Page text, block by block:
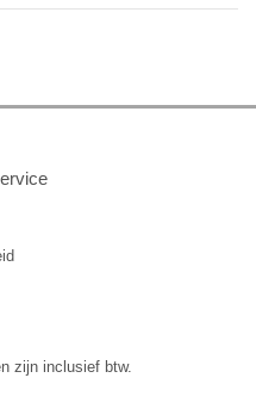
zijn inclusief btw.